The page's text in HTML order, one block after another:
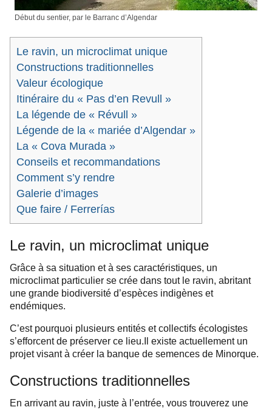
Début du sentier, par le Barranc d’Algendar
Le ravin, un microclimat unique
Constructions traditionnelles
Valeur écologique
Itinéraire du « Pas d’en Revull »
La légende de « Révull »
Légende de la « mariée d’Algendar »
La « Cova Murada »
Conseils et recommandations
Comment s’y rendre
Galerie d’images
Que faire / Ferrerías
Le ravin, un microclimat unique
Grâce à sa situation et à ses caractéristiques, un
microclimat particulier se crée dans tout le ravin, abritant
une grande biodiversité d’espèces indigènes et
endémiques.
C’est pourquoi plusieurs entités et collectifs écologistes
s’efforcent de préserver ce lieu. Il existe actuellement un
projet visant à créer la banque de semences de Minorque.
Constructions traditionnelles
En arrivant au ravin, juste à l’entrée, vous trouverez une